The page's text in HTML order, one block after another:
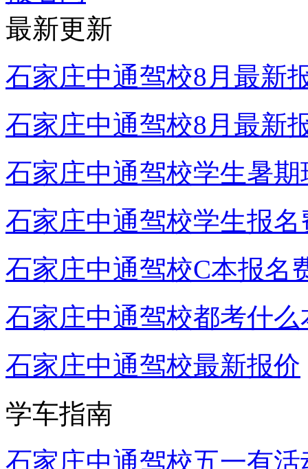
最新更新
石家庄中通驾校8月最新
石家庄中通驾校8月最新
石家庄中通驾校学生暑期
石家庄中通驾校学生报名
石家庄中通驾校C本报名
石家庄中通驾校都考什么
石家庄中通驾校最新报价
学车指南
石家庄中通驾校五一有活